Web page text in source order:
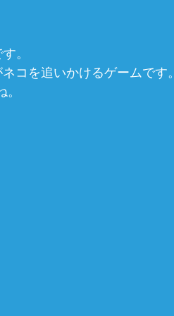
。
コを追いかけるゲームです